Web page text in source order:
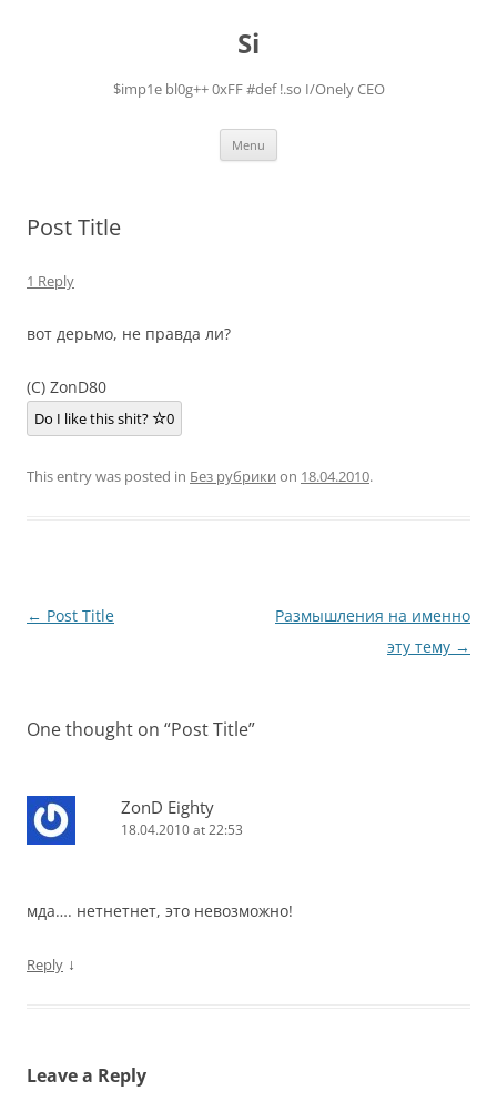
Si
$imp1e bl0g++ 0xFF #def !.so I/Onely CEO
Menu
Post Title
1 Reply
вот дерьмо, не правда ли?
(C) ZonD80
Do I like this shit? 0
This entry was posted in Без рубрики on 18.04.2010.
Post
← Post Title
Размышления на именно
эту тему →
One thought on “Post Title”
ZonD Eighty
18.04.2010 at 22:53
мда…. нетнетнет, это невозможно!
Reply ↓
Leave a Reply